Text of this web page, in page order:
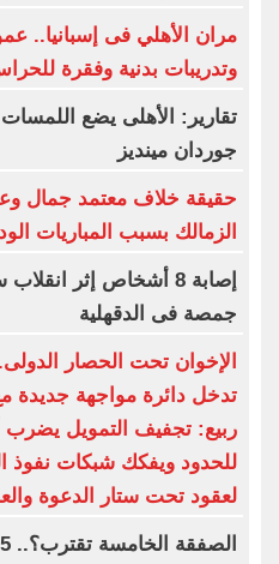
مران الأهلي فى إسبانيا..
وتدريبات بدنية وفقرة
تقارير: الأهلى يضع
جوردان مينديز
حقيقة خلاف معتمد جمال
الزمالك بسبب المباريات
إصابة 8 أشخاص إثر
جمصة فى الدقهلية
الإخوان تحت الحصار
تدخل دائرة مواجهة جديدة
ربيع: تجفيف التمويل يضرب
للحدود ويفكك شبكات نفوذ
لعقود تحت ستار الدعوة